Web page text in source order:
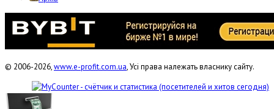
© 2006-2026,www.e-profit.com.ua, Усі права належать власнику сайту.